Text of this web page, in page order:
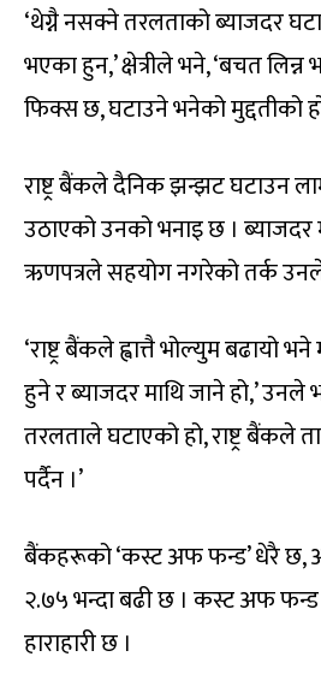
‘थेग्नै नसक्ने तरलताको ब्याजदर
भएका हुन,’ क्षेत्रीले भने, ‘बचत लिन्न
फिक्स छ, घटाउने भनेको मुद्दतीको
राष्ट्र बैंकले दैनिक झन्झट घटाउन
उठाएको उनको भनाइ छ । ब्याजदर
ऋणपत्रले सहयोग नगरेको तर्क
‘राष्ट्र बैंकले ह्वात्तै भोल्युम बढायो
हुने र ब्याजदर माथि जाने हो,’
तरलताले घटाएको हो, राष्ट्र
पर्दैन ।’
बैंकहरूको ‘कस्ट अफ फन्ड’ धेरै
२.७५ भन्दा बढी छ । कस्ट अफ फन्ड
हाराहारी छ ।